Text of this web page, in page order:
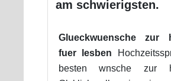
am schwierigsten.
Glueckwuensche zur
fuer lesben
besten wnsche zur